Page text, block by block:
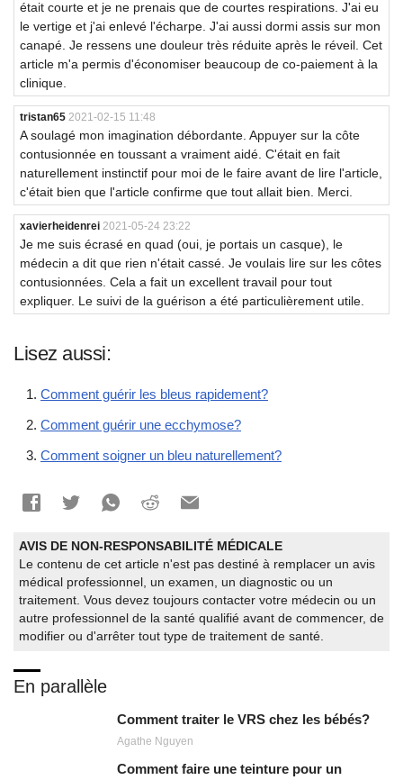
était courte et je ne prenais que de courtes respirations. J'ai eu
le vertige et j'ai enlevé l'écharpe. J'ai aussi dormi assis sur mon
canapé. Je ressens une douleur très réduite après le réveil. Cet
article m'a permis d'économiser beaucoup de co-paiement à la
clinique.
tristan65 2021-02-15 11:48
A soulagé mon imagination débordante. Appuyer sur la côte
contusionnée en toussant a vraiment aidé. C'était en fait
naturellement instinctif pour moi de le faire avant de lire l'article,
c'était bien que l'article confirme que tout allait bien. Merci.
xavierheidenrei 2021-05-24 23:22
Je me suis écrasé en quad (oui, je portais un casque), le
médecin a dit que rien n'était cassé. Je voulais lire sur les côtes
contusionnées. Cela a fait un excellent travail pour tout
expliquer. Le suivi de la guérison a été particulièrement utile.
Lisez aussi:
Comment guérir les bleus rapidement?
Comment guérir une ecchymose?
Comment soigner un bleu naturellement?
AVIS DE NON-RESPONSABILITÉ MÉDICALE
Le contenu de cet article n'est pas destiné à remplacer un avis
médical professionnel, un examen, un diagnostic ou un
traitement. Vous devez toujours contacter votre médecin ou un
autre professionnel de la santé qualifié avant de commencer, de
modifier ou d'arrêter tout type de traitement de santé.
En parallèle
Comment traiter le VRS chez les bébés?
Agathe Nguyen
Comment faire une teinture pour un